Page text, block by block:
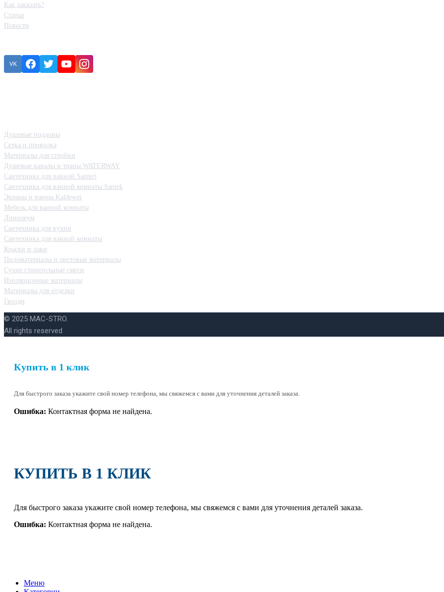
Как заказать?
Статьи
Новости
Душевые поддоны
Сетка и проволка
Материалы для стройки
Душевые каналы и трапы WATERWAY
Сантехника для ванной Santeri
Сантехника для ванной комнаты Santek
Экраны и ванны Kaldewei
Мебель для ванной комнаты
Линолеум
Сантехника для кухни
Сантехника для ванной комнаты
Краски и лаки
Пиломатериалы и листовые материалы
Сухие строительные смеси
Изоляционные материалы
Материалы для отделки
Гвозди
© 2025 MAC-STRO.
All rights reserved
Купить в 1 клик
Для быстрого заказа укажите свой номер телефона, мы свяжемся с вами для уточнения деталей заказа.
Ошибка: Контактная форма не найдена.
КУПИТЬ В 1 КЛИК
Для быстрого заказа укажите свой номер телефона, мы свяжемся с вами для уточнения деталей заказа.
Ошибка: Контактная форма не найдена.
Меню